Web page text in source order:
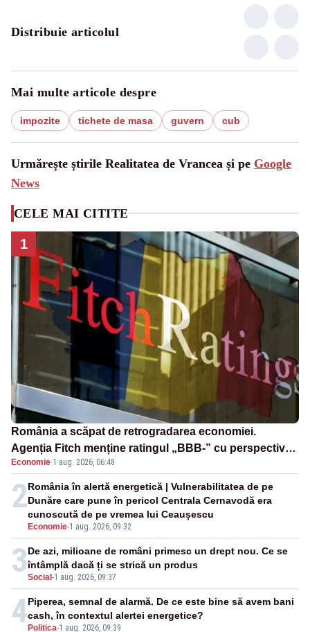
Distribuie articolul
Mai multe articole despre
impozite tichete de masa guvern cub
Urmărește știrile Realitatea de Vrancea și pe Google
News
CELE MAI CITITE
1
România a scăpat de retrogradarea economiei.
Agenția Fitch menține ratingul „BBB-” cu perspectivă
negativă
Economie·1 aug. 2026, 06:48
2
Economie-1 aug. 2026, 09:32
România în alertă energetică | Vulnerabilitatea de pe
Dunăre care pune în pericol Centrala Cernavodă era
cunoscută de pe vremea lui Ceaușescu
3Social -1 aug. 2026, 09:37
De azi, milioane de români primesc un drept nou. Ce se
întâmplă dacă ți se strică un produs
4 Politica-1 aug. 2026, 09:39
Piperea, semnal de alarmă. De ce este bine să avem bani
cash, în contextul alertei energetice?